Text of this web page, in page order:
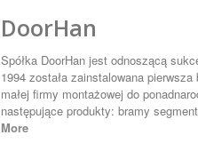
DoorHan
Spółka DoorHan jest odnoszącą
1994 została zainstalowana
małej firmy montażowej do
następujące produkty: bramy
More